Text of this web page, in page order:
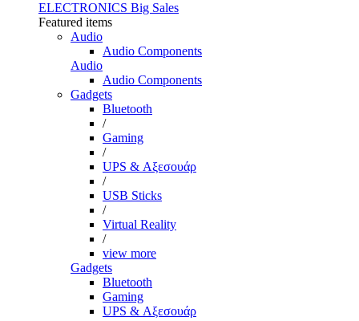
ELECTRONICS Big Sales
Featured items
Audio
Audio Components
Audio
Audio Components
Gadgets
Bluetooth
/
Gaming
/
UPS & Αξεσουάρ
/
USB Sticks
/
Virtual Reality
/
view more
Gadgets
Bluetooth
Gaming
UPS & Αξεσουάρ